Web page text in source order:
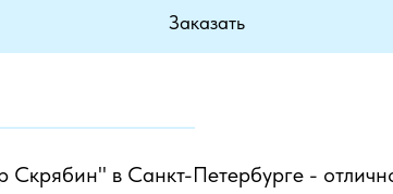
Заказать
Скрябин" в Санкт-Петербурге -